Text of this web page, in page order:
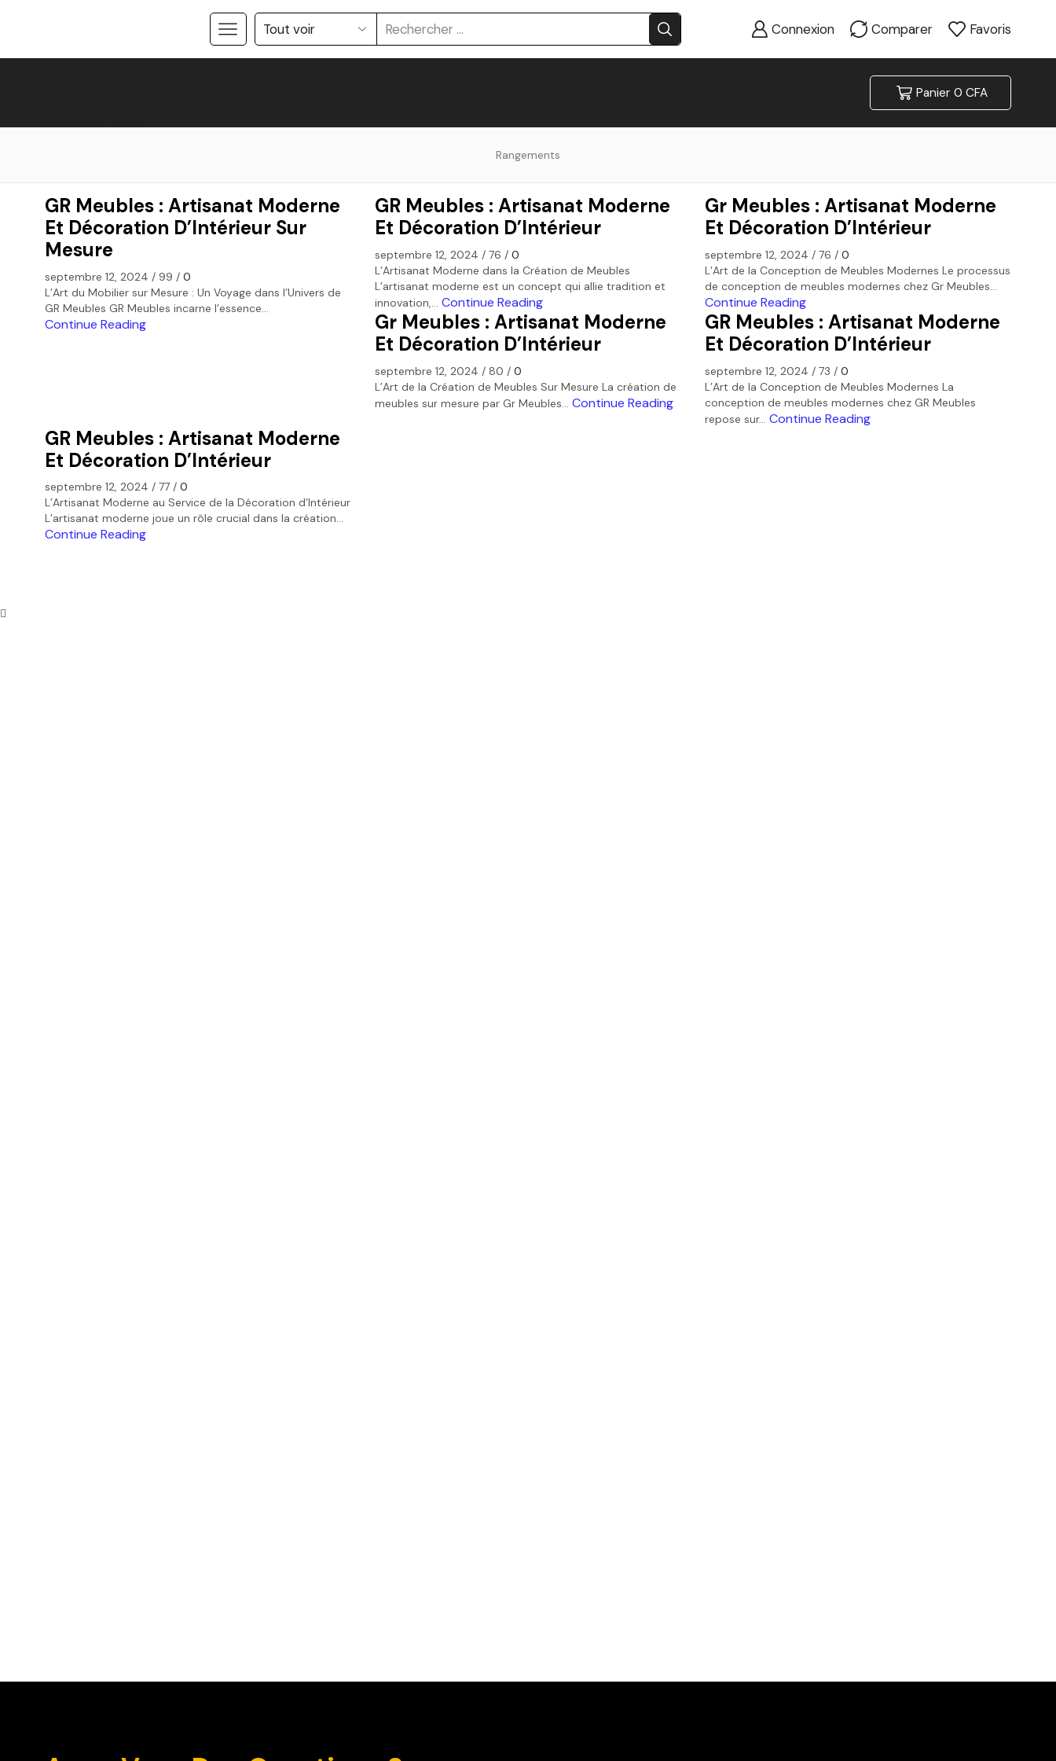
Connexion Comparer Favoris
Panier 0CFA
Rangements
GR Meubles : Artisanat Moderne
Et Décoration D’Intérieur Sur
Mesure
septembre 12, 2024 / 99 / 0
L’Art du Mobilier sur Mesure : Un Voyage dans l’Univers de
GR Meubles GR Meubles incarne l’essence...
Continue Reading
GR Meubles : Artisanat Moderne
Et Décoration D’Intérieur
septembre 12, 2024 / 76 / 0
L’Artisanat Moderne dans la Création de Meubles
L’artisanat moderne est un concept qui allie tradition et
innovation,... Continue Reading
Gr Meubles : Artisanat Moderne
Et Décoration D’Intérieur
septembre 12, 2024 / 76 / 0
L’Art de la Conception de Meubles Modernes Le processus
de conception de meubles modernes chez Gr Meubles...
Continue Reading
Gr Meubles : Artisanat Moderne
Et Décoration D’Intérieur
septembre 12, 2024 / 80 / 0
L’Art de la Création de Meubles Sur Mesure La création de
meubles sur mesure par Gr Meubles... Continue Reading
GR Meubles : Artisanat Moderne
Et Décoration D’Intérieur
septembre 12, 2024 / 73 / 0
L’Art de la Conception de Meubles Modernes La
conception de meubles modernes chez GR Meubles
repose sur... Continue Reading
GR Meubles : Artisanat Moderne
Et Décoration D’Intérieur
septembre 12, 2024 / 77 / 0
L’Artisanat Moderne au Service de la Décoration d’Intérieur
L’artisanat moderne joue un rôle crucial dans la création...
Continue Reading